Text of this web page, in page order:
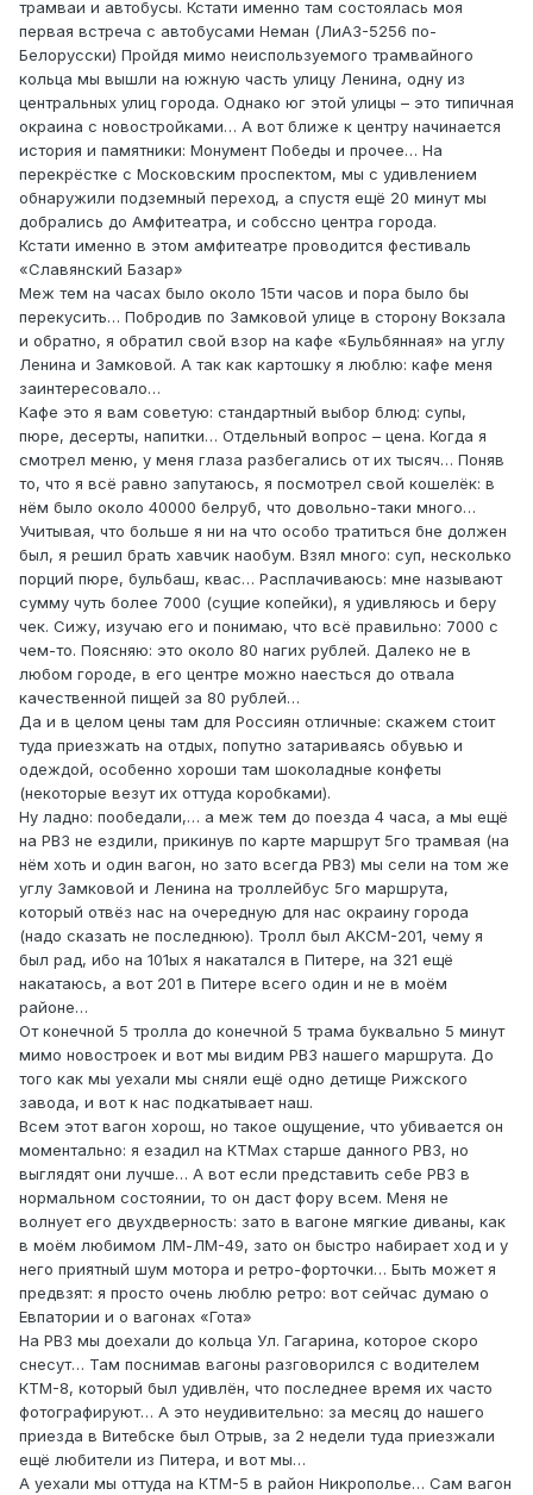
трамваи и автобусы. Кстати именно там состоялась моя
первая встреча с автобусами Неман (ЛиАЗ-5256 по-
Белорусски) Пройдя мимо неиспользуемого трамвайного
кольца мы вышли на южную часть улицу Ленина, одну из
центральных улиц города. Однако юг этой улицы – это типичная
окраина с новостройками… А вот ближе к центру начинается
история и памятники: Монумент Победы и прочее… На
перекрёстке с Московским проспектом, мы с удивлением
обнаружили подземный переход, а спустя ещё 20 минут мы
добрались до Амфитеатра, и собссно центра города.
Кстати именно в этом амфитеатре проводится фестиваль
«Славянский Базар»
Меж тем на часах было около 15ти часов и пора было бы
перекусить… Побродив по Замковой улице в сторону Вокзала
и обратно, я обратил свой взор на кафе «Бульбянная» на углу
Ленина и Замковой. А так как картошку я люблю: кафе меня
заинтересовало…
Кафе это я вам советую: стандартный выбор блюд: супы,
пюре, десерты, напитки… Отдельный вопрос – цена. Когда я
смотрел меню, у меня глаза разбегались от их тысяч… Поняв
то, что я всё равно запутаюсь, я посмотрел свой кошелёк: в
нём было около 40000 белруб, что довольно-таки много…
Учитывая, что больше я ни на что особо тратиться бне должен
был, я решил брать хавчик наобум. Взял много: суп, несколько
порций пюре, бульбаш, квас… Расплачиваюсь: мне называют
сумму чуть более 7000 (сущие копейки), я удивляюсь и беру
чек. Сижу, изучаю его и понимаю, что всё правильно: 7000 с
чем-то. Поясняю: это около 80 нагих рублей. Далеко не в
любом городе, в его центре можно наесться до отвала
качественной пищей за 80 рублей…
Да и в целом цены там для Россиян отличные: скажем стоит
туда приезжать на отдых, попутно затариваясь обувью и
одеждой, особенно хороши там шоколадные конфеты
(некоторые везут их оттуда коробками).
Ну ладно: пообедали,… а меж тем до поезда 4 часа, а мы ещё
на РВЗ не ездили, прикинув по карте маршрут 5го трамвая (на
нём хоть и один вагон, но зато всегда РВЗ) мы сели на том же
углу Замковой и Ленина на троллейбус 5го маршрута,
который отвёз нас на очередную для нас окраину города
(надо сказать не последнюю). Тролл был АКСМ-201, чему я
был рад, ибо на 101ых я накатался в Питере, на 321 ещё
накатаюсь, а вот 201 в Питере всего один и не в моём
районе…
От конечной 5 тролла до конечной 5 трама буквально 5 минут
мимо новостроек и вот мы видим РВЗ нашего маршрута. До
того как мы уехали мы сняли ещё одно детище Рижского
завода, и вот к нас подкатывает наш.
Всем этот вагон хорош, но такое ощущение, что убивается он
моментально: я езадил на КТМах старше данного РВЗ, но
выглядят они лучше… А вот если представить себе РВЗ в
нормальном состоянии, то он даст фору всем. Меня не
волнует его двухдверность: зато в вагоне мягкие диваны, как
в моём любимом ЛМ-ЛМ-49, зато он быстро набирает ход и у
него приятный шум мотора и ретро-форточки… Быть может я
предвзят: я просто очень люблю ретро: вот сейчас думаю о
Евпатории и о вагонах «Гота»
На РВЗ мы доехали до кольца Ул. Гагарина, которое скоро
снесут… Там поснимав вагоны разговорился с водителем
КТМ-8, который был удивлён, что последнее время их часто
фотографируют… А это неудивительно: за месяц до нашего
приезда в Витебске был Отрыв, за 2 недели туда приезжали
ещё любители из Питера, и вот мы…
А уехали мы оттуда на КТМ-5 в район Никрополье… Сам вагон